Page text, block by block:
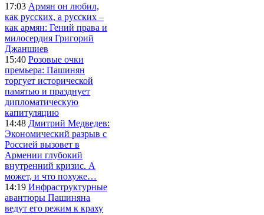
17:03 Армян он любил,
как русских, а русских –
как армян: Гений права и
милосердия Григорий
Джаншиев
15:40 Розовые очки
премьера: Пашинян
торгует исторической
памятью и празднует
дипломатическую
капитуляцию
14:48 Дмитрий Медведев:
Экономический разрыв с
Россией вызовет в
Армении глубокий
внутренний кризис. А
может, и что похуже…
14:19 Инфраструктурные
авантюры Пашиняна
ведут его режим к краху